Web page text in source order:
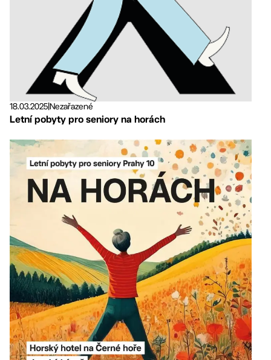
18.03.2025Nezařazené
Letní pobyty pro seniory na horách